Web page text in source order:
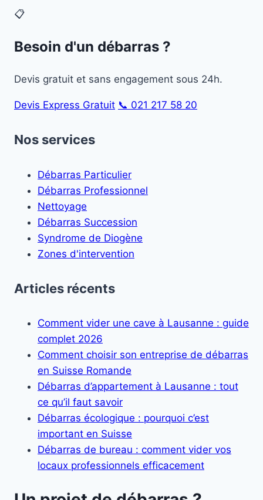
📋
Besoin d'un débarras ?
Devis gratuit et sans engagement sous 24h.
Devis Express Gratuit 📞 021 217 58 20
Nos services
Débarras Particulier
Débarras Professionnel
Nettoyage
Débarras Succession
Syndrome de Diogène
Zones d'intervention
Articles récents
Comment vider une cave à Lausanne : guide
complet 2026
Comment choisir son entreprise de débarras
en Suisse Romande
Débarras d’appartement à Lausanne : tout
ce qu’il faut savoir
Débarras écologique : pourquoi c’est
important en Suisse
Débarras de bureau : comment vider vos
locaux professionnels efficacement